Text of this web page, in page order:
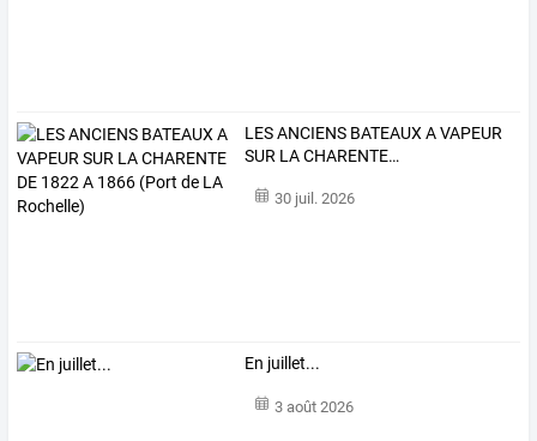
LESANCIENS BATEAUX AVAPEUR
SUR LACHARENTE…
30 juil. 2026
En juillet...
3 août 2026